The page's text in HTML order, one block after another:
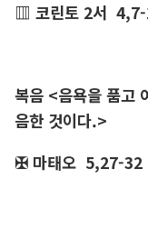
▥ 코린토 2서
복음 <음욕을 품고
음한 것이다.>
✠ 마태오 5,27-32